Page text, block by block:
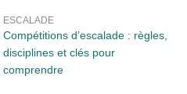
ESCALADE
Compétitions d’escalade : règles,
disciplines et clés pour
comprendre